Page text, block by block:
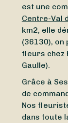
est une
Centre-Val
km2, elle
(36130), on
fleurs chez
Gaulle).
Grâce à
de
Nos
dans toute